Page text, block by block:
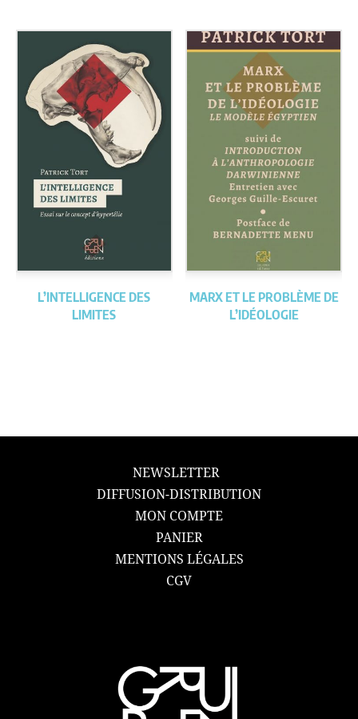
L’INTELLIGENCE DES
LIMITES
MARX ET LE PROBLÈME DE
L’IDÉOLOGIE
NEWSLETTER
DIFFUSION-DISTRIBUTION
MON COMPTE
PANIER
MENTIONS LÉGALES
CGV